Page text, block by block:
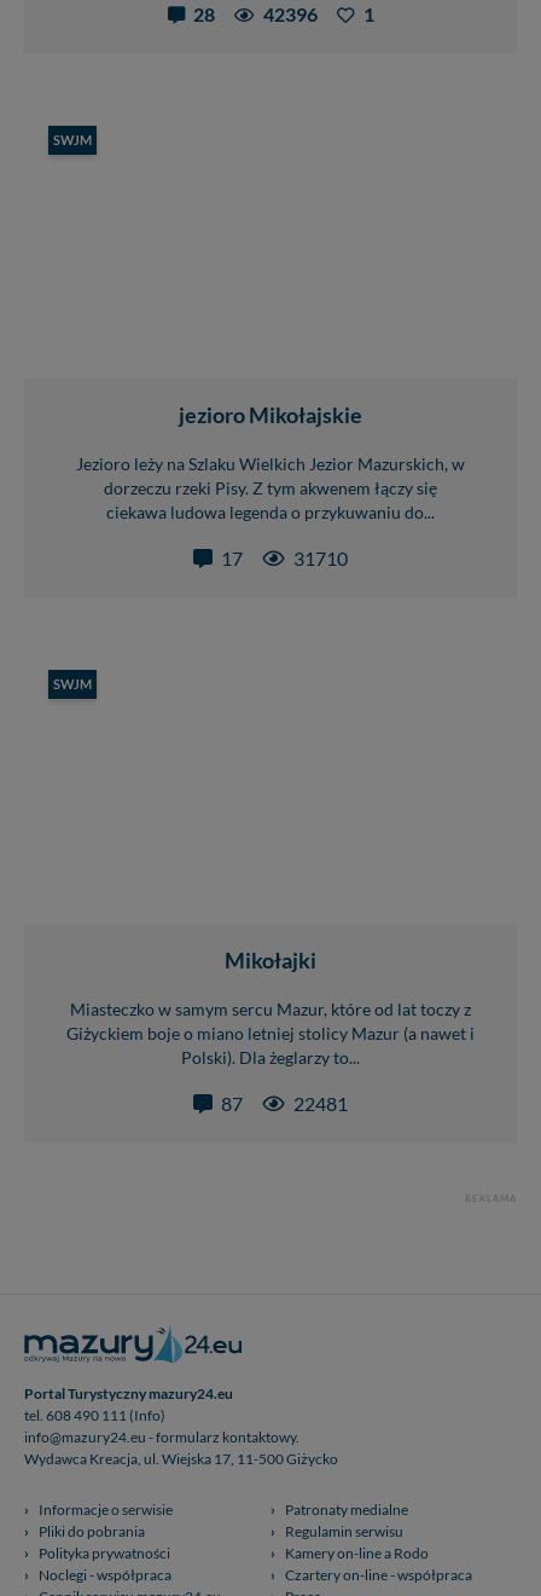
28
42396 1
SWJM
jezioro Mikołajskie
Jezioro leży na Szlaku Wielkich Jezior Mazurskich, w
dorzeczu rzeki Pisy. Z tym akwenem łączy się
ciekawa ludowa legenda o przykuwaniu do...
17 31710
SWJM
Mikołajki
Miasteczko w samym sercu Mazur, które od lat toczy z
Giżyckiem boje o miano letniej stolicy Mazur (a nawet i
Polski). Dla żeglarzy to...
87 22481
REKLAMA